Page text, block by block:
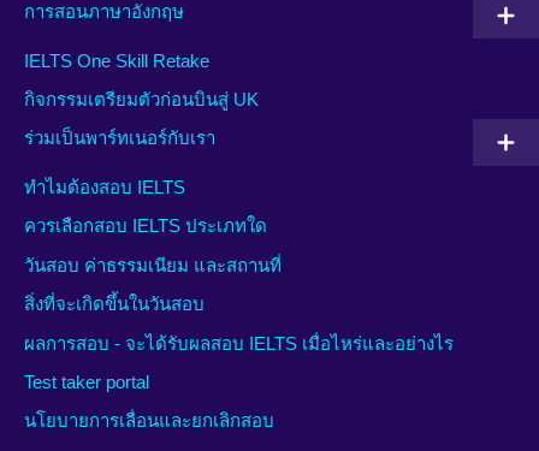
การสอนภาษาอังกฤษ
IELTS One Skill Retake
กิจกรรมเตรียมตัวก่อนบินสู่ UK
ร่วมเป็นพาร์ทเนอร์กับเรา
ทำไมต้องสอบ IELTS
ควรเลือกสอบ IELTS ประเภทใด
วันสอบ ค่าธรรมเนียม และสถานที่
สิ่งที่จะเกิดขึ้นในวันสอบ
ผลการสอบ - จะได้รับผลสอบ IELTS เมื่อไหร่และอย่างไร
Test taker portal
นโยบายการเลื่อนและยกเลิกสอบ